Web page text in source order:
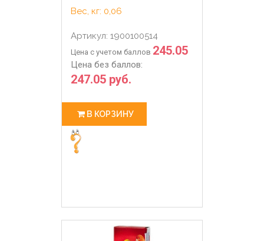
Вес, кг: 0,06
Артикул: 1900100514
Цена с учетом баллов 245.05
Цена без баллов:
247.05 руб.
В КОРЗИНУ